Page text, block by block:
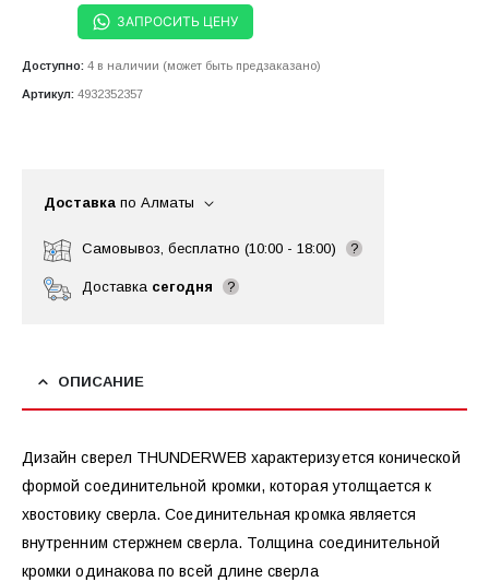
ЗАПРОСИТЬ ЦЕНУ
Доступно: 4 в наличии (может быть предзаказано)
Артикул: 4932352357
Доставка по Алматы
Самовывоз, бесплатно (10:00 - 18:00) ?
Доставка сегодня ?
ОПИСАНИЕ
Дизайн сверел THUNDERWEB характеризуется конической
формой соединительной кромки, которая утолщается к
хвостовику сверла. Соединительная кромка является
внутренним стержнем сверла. Толщина соединительной
кромки одинакова по всей длине сверла